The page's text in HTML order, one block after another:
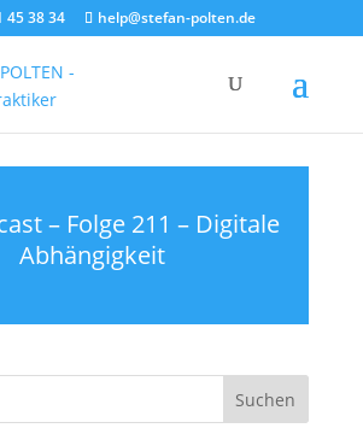
45 38 34 help@stefan-polten.de
– Folge 211 – Digitale
Abhängigkeit